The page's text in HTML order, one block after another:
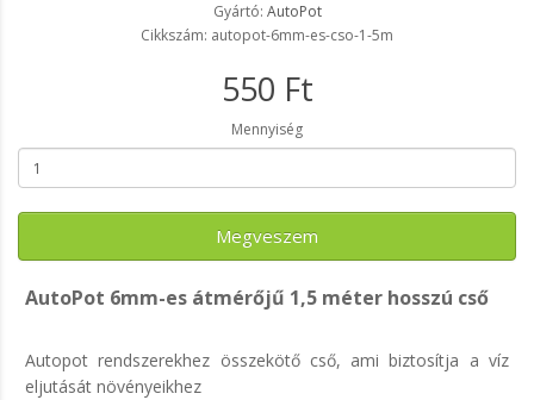
Gyártó: AutoPot
Cikkszám: autopot-6mm-es-cso-1-5m
550 Ft
Mennyiség
Megveszem
AutoPot 6mm-es átmérőjű 1,5 méter hosszú cső
Autopot rendszerekhez összekötő cső, ami biztosítja a víz
eljutását növényeikhez